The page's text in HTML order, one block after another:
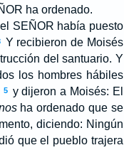
ha ordenado.
SEÑOR había puesto
Y recibieron de Moisés
del santuario. Y
los hombres hábiles
5 y dijeron a Moisés: El
ha ordenado que se
diciendo: Ningún
que el pueblo trajera